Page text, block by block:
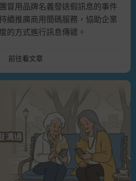
冒用品牌名義發送假訊息的事件
續推廣商用簡碼服務，協助企業
的方式進行訊息傳遞。
前往看文章